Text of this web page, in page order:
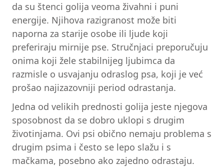
da su štenci golija veoma živahni i puni
energije. Njihova razigranost može biti
naporna za starije osobe ili ljude koji
preferiraju mirnije pse. Stručnjaci preporučuju
onima koji žele stabilnijeg ljubimca da
razmisle o usvajanju odraslog psa, koji je već
prošao najizazovniji period odrastanja.
Jedna od velikih prednosti golija jeste njegova
sposobnost da se dobro uklopi s drugim
životinjama. Ovi psi obično nemaju problema s
drugim psima i često se lepo slažu i s
mačkama, posebno ako zajedno odrastaju.